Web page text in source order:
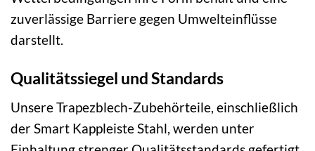
zuverlässige Barriere gegen Umwelteinflüsse
darstellt.
Qualitätssiegel und Standards
Unsere Trapezblech-Zubehörteile, einschließlich
der Smart Kappleiste Stahl, werden unter